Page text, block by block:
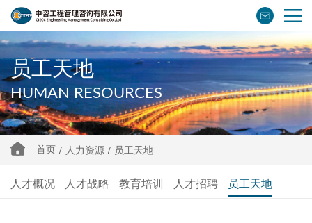
员工天地
HUMAN RESOURCES
首页 / 人力资源 / 员工天地
人才概况 人才战略 教育培训 人才招聘 员工天地